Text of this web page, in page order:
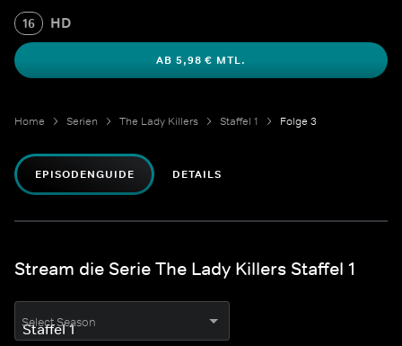
16 HD
AB 5,98 € MTL.
Home Serien The Lady Killers Staffel 1 Folge 3
EPISODENGUIDE DETAILS
Stream die Serie The Lady Killers Staffel 1
Select Season